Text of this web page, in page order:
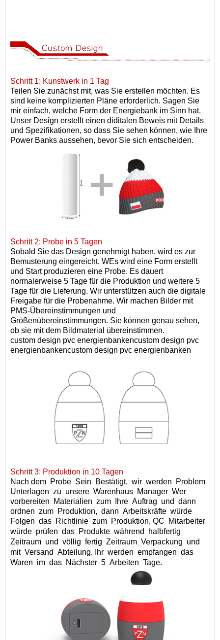
Schritt 1: Kunstwerk in 1 Tag
Teilen Sie zunächst mit, was Sie erstellen möchten. Es
sind keine komplizierten Pläne erforderlich. Sagen Sie
mir einfach, welche Form der Energiebank im Sinn hat.
Unser Design erstellt einen diditalen Beweis mit Details
und Spezifikationen, so dass Sie sehen können, wie Ihre
Power Banks aussehen, bevor Sie sich entscheiden.
Schritt 2: Probe in 5 Tagen
Sobald Sie das Design genehmigt haben, wird es zur
Bemusterung eingereicht. WEs wird eine Form erstellt
und Start produzieren eine Probe. Es dauert
normalerweise 5 Tage für die Produktion und weitere 5
Tage für die Lieferung. Wir unterstützen auch die digitale
Freigabe für die Probenahme. Wir machen Bilder mit
PMS-Übereinstimmungen und
Größenübereinstimmungen. Sie können genau sehen,
ob sie mit dem Bildmaterial übereinstimmen.
custom design pvc energienbankencustom design pvc
energienbankencustom design pvc energienbanken
Schritt 3: Produktion in 10 Tagen
Nach dem Probe Sein Bestätigt, wir werden Problem
Unterlagen zu unsere Warenhaus Manager Wer
vorbereiten Materialien zum Ihre Auftrag und dann
ordnen zum Produktion, dann Arbeitskräfte würde
Folgen das Richtlinie zum Produktion, QC Mitarbeiter
würde prüfen das Produkte während
halbfertig
Zeitraum und völlig fertig Zeitraum Verpackung und
mitVersand Abteilung, Ihr werden empfangen das
Waren im das Nächster 5 Arbeiten Tage.